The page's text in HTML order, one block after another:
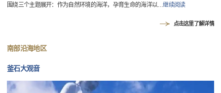
围绕三个主题展开：作为自然环境的海洋，孕育生命的海洋以…继续阅读
点击这里了解详情
南部沿海地区
釜石大观音